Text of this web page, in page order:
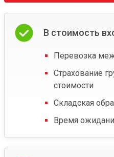
В стоимость
Перевозка
Страхование
стоимости
Складская
Время